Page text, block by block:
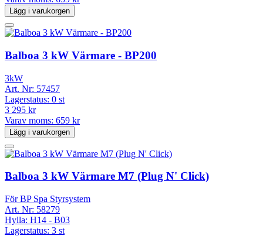
Lägg i varukorgen
Balboa 3 kW Värmare - BP200
3kW
Art. Nr: 57457
Lagerstatus: 0 st
3 295 kr
Varav moms: 659 kr
Lägg i varukorgen
Balboa 3 kW Värmare M7 (Plug N' Click)
För BP Spa Styrsystem
Art. Nr: 58279
Hylla: H14 - B03
Lagerstatus: 3 st